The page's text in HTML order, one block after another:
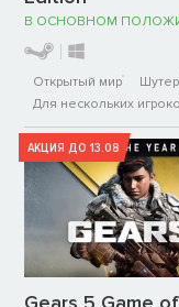
В ОСНОВНОМ
Открытый мир Шутер
Для нескольких
АКЦИЯ ДО 13.08